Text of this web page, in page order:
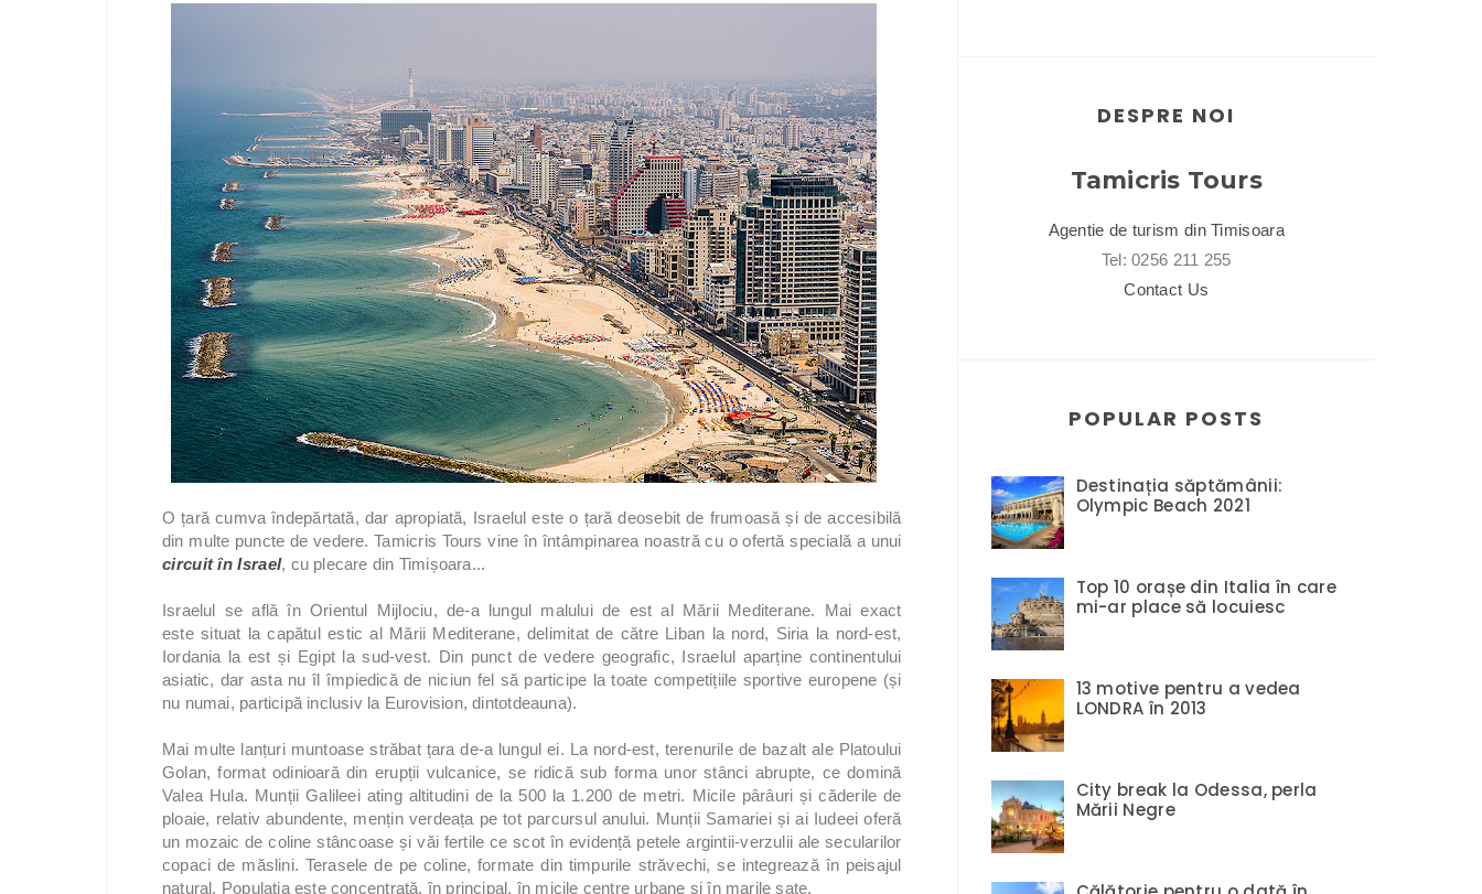
O țară cumva îndepărtată, dar apropiată, Israelul este o țară deosebit de frumoasă și de accesibilă
din multe puncte de vedere. Tamicris Tours vine în întâmpinarea noastră cu o ofertă specială a unui
circuit în Israel, cu plecare din Timișoara...
Israelul se află în Orientul Mijlociu, de-a lungul malului de est al Mării Mediterane. Mai exact
este situat la capătul estic al Mării Mediterane, delimitat de către Liban la nord, Siria la nord-est,
Iordania la est și Egipt la sud-vest. Din punct de vedere geografic, Israelul aparține continentului
asiatic, dar asta nu îl împiedică de niciun fel să participe la toate competițiile sportive europene (și
nu numai, participă inclusiv la Eurovision, dintotdeauna).
Mai multe lanțuri muntoase străbat țara de-a lungul ei. La nord-est, terenurile de bazalt ale Platoului
Golan, format odinioară din erupții vulcanice, se ridică sub forma unor stânci abrupte, ce domină
Valea Hula. Munții Galileei ating altitudini de la 500 la 1.200 de metri. Micile pârâuri și căderile de
ploaie, relativ abundente, mențin verdeața pe tot parcursul anului. Munții Samariei și ai Iudeei oferă
un mozaic de coline stâncoase și văi fertile ce scot în evidență petele argintii-verzulii ale secularilor
copaci de măslini. Terasele de pe coline, formate din timpurile străvechi, se integrează în peisajul
natural. Populația este concentrată, în principal, în micile centre urbane și în marile sate.
DESPRE NOI
Tamicris Tours
Agentie de turism din Timisoara
Tel: 0256 211 255
Contact Us
POPULAR POSTS
Destinația săptămânii:
Olympic Beach 2021
Top 10 orașe din Italia în care
mi-ar place să locuiesc
13 motive pentru a vedea
LONDRA în 2013
City break la Odessa, perla
Mării Negre